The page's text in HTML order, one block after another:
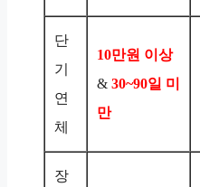
단
기
연
체
10만원 이상
& 30~90일 미
만
장